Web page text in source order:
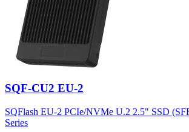
SQF-CU2 EU-2
SQFlash EU-2 PCIe/NVMe U.2 2.5" SSD
Series